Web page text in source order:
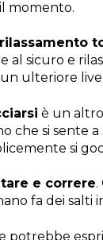
momento.
rilassamento
al sicuro e
ulteriore
è un altro
che si sente
si
e correre.
fa dei salti
potrebbe